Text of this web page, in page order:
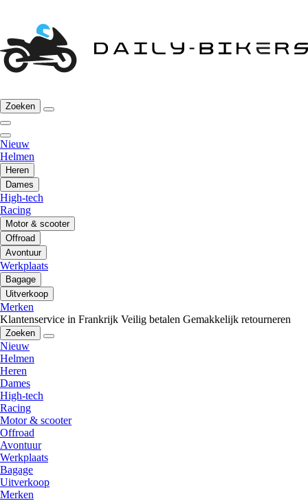
Zoeken
Nieuw
Helmen
Heren
Dames
High-tech
Racing
Motor & scooter
Offroad
Avontuur
Werkplaats
Bagage
Uitverkoop
Merken
Klantenservice in Frankrijk Veilig betalen Gemakkelijk retourneren
Zoeken
Nieuw
Helmen
Heren
Dames
High-tech
Racing
Motor & scooter
Offroad
Avontuur
Werkplaats
Bagage
Uitverkoop
Merken